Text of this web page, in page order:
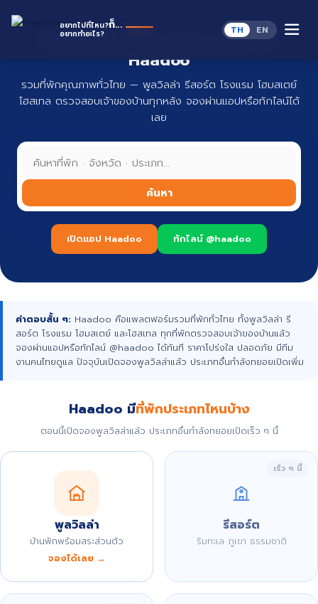
อยากไปที่ไหน?
อยากทำอะไร?
ก็... H TH EN
ที่พักทั่วไทย จองง่าย ปลอดภัย กับ
Haadoo
รวมที่พักคุณภาพทั่วไทย — พูลวิลล่า รีสอร์ต โรงแรม โฮมสเตย์
โฮสเทล ตรวจสอบเจ้าของบ้านทุกหลัง จองผ่านแอปหรือทักไลน์ได้
เลย
ค้นหา
เปิดแอป Haadoo ทักไลน์ @haadoo
คำตอบสั้น ๆ: Haadoo คือแพลตฟอร์มรวมที่พักทั่วไทย ทั้งพูลวิลล่า รี
สอร์ต โรงแรม โฮมสเตย์ และโฮสเทล ทุกที่พักตรวจสอบเจ้าของบ้านแล้ว
จองผ่านแอปหรือทักไลน์ @haadoo ได้ทันที ราคาโปร่งใส ปลอดภัย มีทีม
งานคนไทยดูแล ปัจจุบันเปิดจองพูลวิลล่าแล้ว ประเภทอื่นกำลังทยอยเปิดเพิ่ม
Haadoo มีที่พักประเภทไหนบ้าง
ตอนนี้เปิดจองพูลวิลล่าแล้ว ประเภทอื่นกำลังทยอยเปิดเร็ว ๆ นี้
พูลวิลล่า
บ้านพักพร้อมสระส่วนตัว
จองได้เลย →
เร็ว ๆ นี้
รีสอร์ต
ริมทะเล ภูเขา ธรรมชาติ